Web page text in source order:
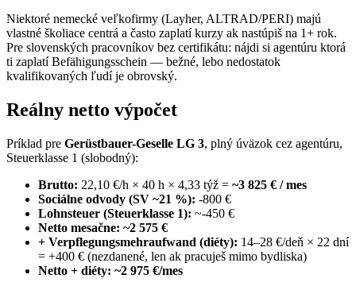
Niektoré nemecké veľkofirmy (Layher, ALTRAD/PERI) majú
vlastné školiace centrá a často zaplatí kurzy ak nastúpiš na 1+ rok.
Pre slovenských pracovníkov bez certifikátu: nájdi si agentúru ktorá
ti zaplatí Befähigungsschein — bežné, lebo nedostatok
kvalifikovaných ľudí je obrovský.
Reálny netto výpočet
Príklad pre Gerüstbauer-Geselle LG 3, plný úväzok cez agentúru,
Steuerklasse 1 (slobodný):
Brutto: 22,10 €/h × 40 h × 4,33 týž = ~3 825 € / mes
Sociálne odvody (SV ~21 %): -800 €
Lohnsteuer (Steuerklasse 1): ~-450 €
Netto mesačne: ~2 575 €
+ Verpflegungsmehraufwand (diéty): 14–28 €/deň × 22 dní
= +400 € (nezdanené, len ak pracuješ mimo bydliska)
Netto + diéty: ~2 975 €/mes